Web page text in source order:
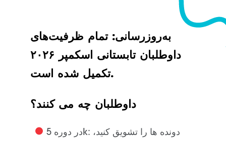
به‌روزرسانی: تمام ظرفیت‌های
داوطلبان تابستانی اسکمپر ۲۰۲۶
تکمیل شده است.
در دوره 5k: